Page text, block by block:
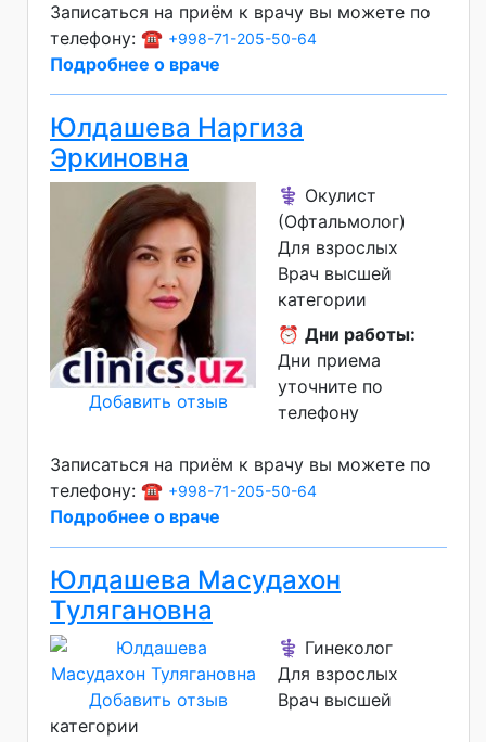
Записаться на приём к врачу вы можете по
телефону: ☎️ +998-71-205-50-64
Подробнее о враче
Юлдашева Наргиза
Эркиновна
Добавить отзыв
⚕️ Окулист
(Офтальмолог)
Для взрослых
Врач высшей
категории
⏰ Дни работы:
Дни приема
уточните по
телефону
Записаться на приём к врачу вы можете по
телефону: ☎️ +998-71-205-50-64
Подробнее о враче
Юлдашева Масудахон
Тулягановна
Добавить отзыв
⚕️ Гинеколог
Для взрослых
Врач высшей
категории